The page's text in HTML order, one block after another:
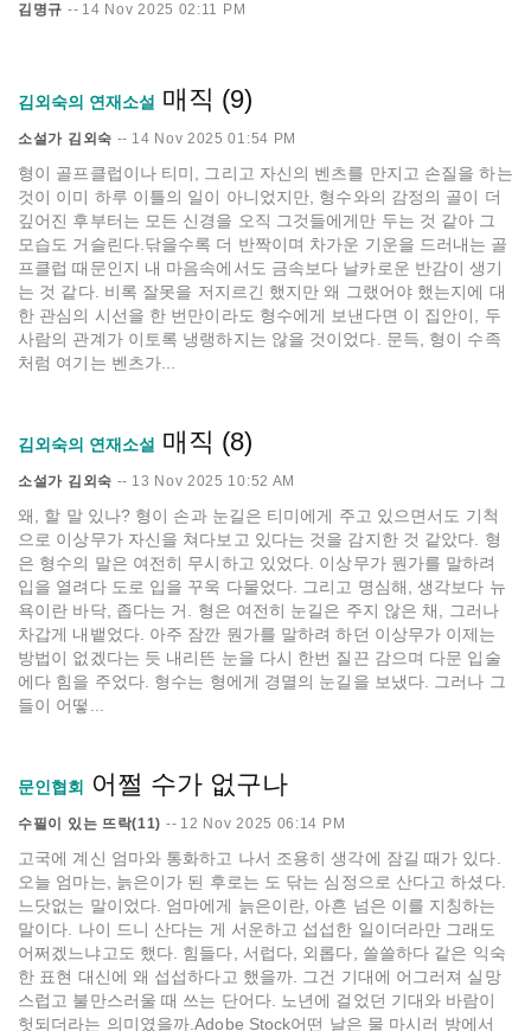
김명규 -- 14 Nov 2025 02:11 PM
김외숙의 연재소설 매직 (9)
소설가 김외숙 -- 14 Nov 2025 01:54 PM
형이 골프클럽이나 티미, 그리고 자신의 벤츠를 만지고 손질을 하는
것이 이미 하루 이틀의 일이 아니었지만, 형수와의 감정의 골이 더
깊어진 후부터는 모든 신경을 오직 그것들에게만 두는 것 같아 그
모습도 거슬린다.닦을수록 더 반짝이며 차가운 기운을 드러내는 골
프클럽 때문인지 내 마음속에서도 금속보다 날카로운 반감이 생기
는 것 같다. 비록 잘못을 저지르긴 했지만 왜 그랬어야 했는지에 대
한 관심의 시선을 한 번만이라도 형수에게 보낸다면 이 집안이, 두
사람의 관계가 이토록 냉랭하지는 않을 것이었다. 문득, 형이 수족
처럼 여기는 벤츠가...
김외숙의 연재소설 매직 (8)
소설가 김외숙 -- 13 Nov 2025 10:52 AM
왜, 할 말 있나? 형이 손과 눈길은 티미에게 주고 있으면서도 기척
으로 이상무가 자신을 쳐다보고 있다는 것을 감지한 것 같았다. 형
은 형수의 말은 여전히 무시하고 있었다. 이상무가 뭔가를 말하려
입을 열려다 도로 입을 꾸욱 다물었다. 그리고 명심해, 생각보다 뉴
욕이란 바닥, 좁다는 거. 형은 여전히 눈길은 주지 않은 채, 그러나
차갑게 내뱉었다. 아주 잠깐 뭔가를 말하려 하던 이상무가 이제는
방법이 없겠다는 듯 내리뜬 눈을 다시 한번 질끈 감으며 다문 입술
에다 힘을 주었다. 형수는 형에게 경멸의 눈길을 보냈다. 그러나 그
들이 어떻...
문인협회 어쩔 수가 없구나
수필이 있는 뜨락(11) -- 12 Nov 2025 06:14 PM
고국에 계신 엄마와 통화하고 나서 조용히 생각에 잠길 때가 있다.
오늘 엄마는, 늙은이가 된 후로는 도 닦는 심정으로 산다고 하셨다.
느닷없는 말이었다. 엄마에게 늙은이란, 아흔 넘은 이를 지칭하는
말이다. 나이 드니 산다는 게 서운하고 섭섭한 일이더라만 그래도
어쩌겠느냐고도 했다. 힘들다, 서럽다, 외롭다, 쓸쓸하다 같은 익숙
한 표현 대신에 왜 섭섭하다고 했을까. 그건 기대에 어그러져 실망
스럽고 불만스러울 때 쓰는 단어다. 노년에 걸었던 기대와 바람이
헛되더라는 의미였을까.Adobe Stock어떤 날은 물 마시러 방에서